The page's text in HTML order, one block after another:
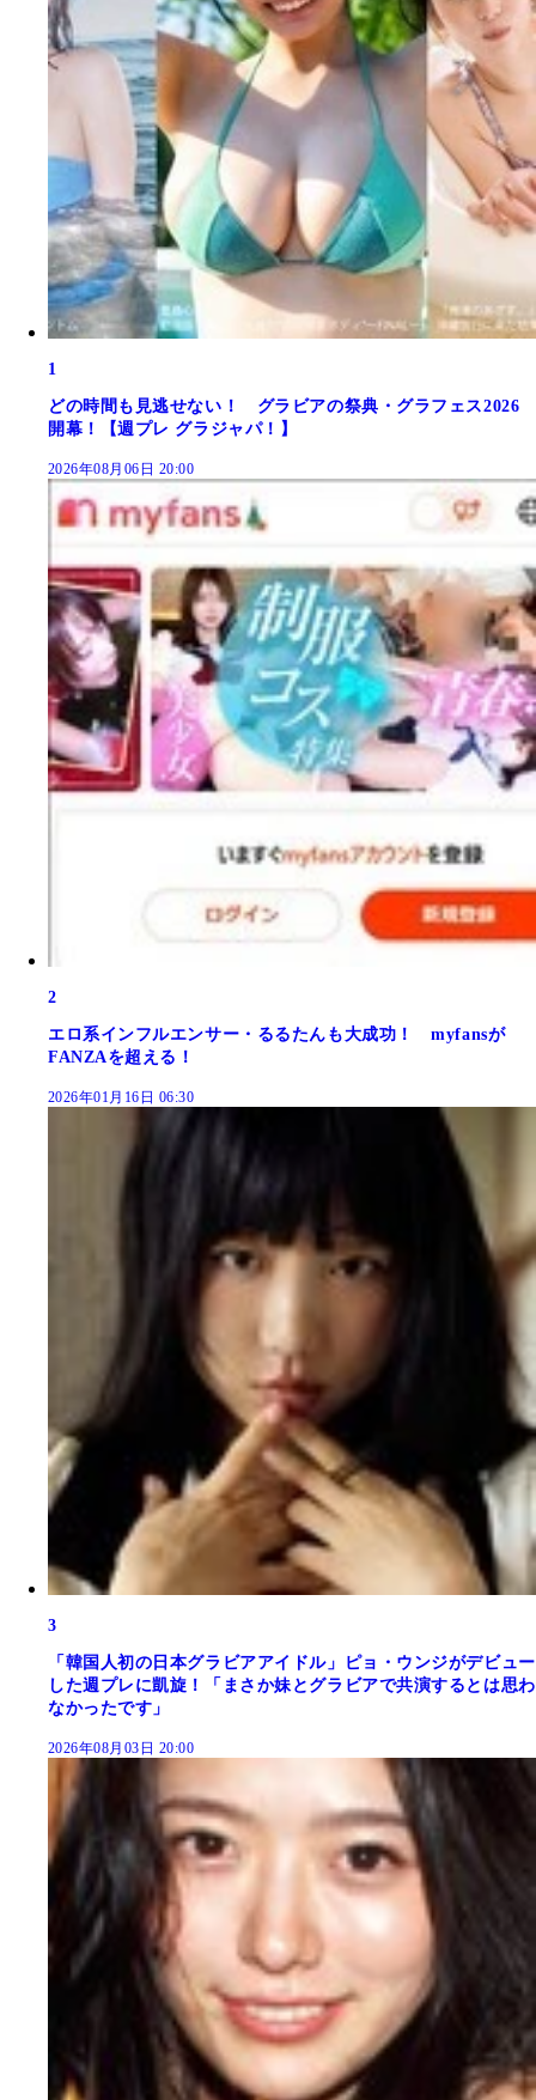
1
どの時間も見逃せない！ グラビアの祭典・グラフェス2026
開幕！【週プレ グラジャパ！】
2026年08月06日 20:00
2
エロ系インフルエンサー・るるたんも大成功！ myfansが
FANZAを超える！
2026年01月16日 06:30
3
「韓国人初の日本グラビアアイドル」ピョ・ウンジがデビュー
した週プレに凱旋！「まさか妹とグラビアで共演するとは思わ
なかったです」
2026年08月03日 20:00